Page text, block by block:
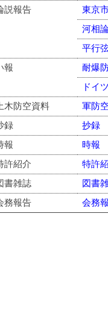
説報告
東京
河相
平行
報
耐爆
ドイ
木防空資料
軍防
録
抄録
報
時報
許紹介
特許
書雑誌
図書
務報告
会務